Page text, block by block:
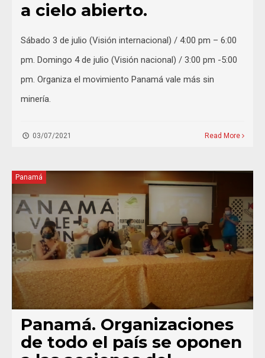
a cielo abierto.
Sábado 3 de julio (Visión internacional) / 4:00 pm – 6:00
pm. Domingo 4 de julio (Visión nacional) / 3:00 pm -5:00
pm. Organiza el movimiento Panamá vale más sin
minería.
03/07/2021 Read More
Panamá
Panamá. Organizaciones
de todo el país se oponen